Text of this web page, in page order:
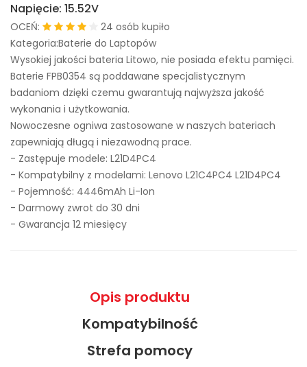
Napięcie: 15.52V
OCEŃ:
24 osób kupiło
Kategoria:Baterie do Laptopów
Wysokiej jakości bateria Litowo, nie posiada efektu pamięci.
Baterie FPB0354 są poddawane specjalistycznym
badaniom dzięki czemu gwarantują najwyższa jakość
wykonania i użytkowania.
Nowoczesne ogniwa zastosowane w naszych bateriach
zapewniają długą i niezawodną prace.
- Zastępuje modele: L21D4PC4
- Kompatybilny z modelami: Lenovo L21C4PC4 L21D4PC4
- Pojemność: 4446mAh Li-Ion
- Darmowy zwrot do 30 dni
- Gwarancja 12 miesięcy
Opis produktu
Kompatybilność
Strefa pomocy